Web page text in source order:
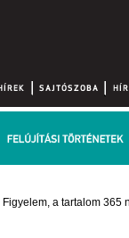
Figyelem, a tartalom 365